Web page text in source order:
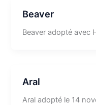
Beaver
Beaver adopté avec
Aral
Aral adopté le 14